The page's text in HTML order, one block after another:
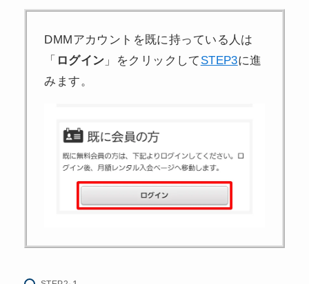
DMMアカウントを既に持っている人は
「 ログイン 」をクリックして STEP3に進
みます。